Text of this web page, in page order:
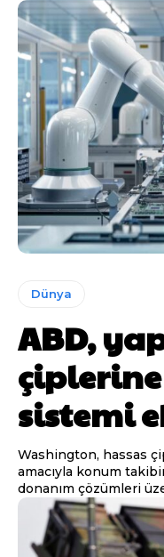
Dünya
ABD,
sistemi
Washington, hassas
amacıyla konum
donanım çözümleri